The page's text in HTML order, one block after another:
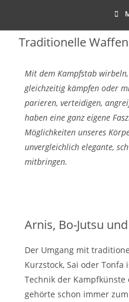
Traditionelle Waffen
Mit dem Kampfstab
gleichzeitig kämpfen oder
parieren, verteidigen,
haben eine ganz eigene
Möglichkeiten unseres
unvergleichlich elegante,
mitbringen.
Arnis, Bo-Jutsu
Der Umgang mit
Kurzstock, Sai oder
Technik der
gehörte schon immer